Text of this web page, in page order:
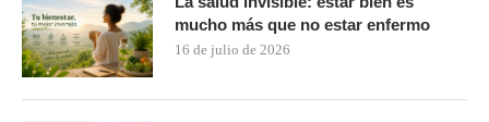
mucho más que no estar enfermo
16 de julio de 2026